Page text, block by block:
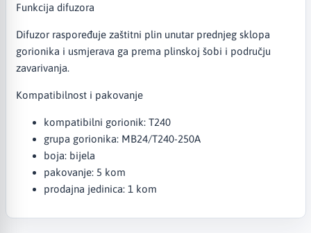
Funkcija difuzora
Difuzor raspoređuje zaštitni plin unutar prednjeg sklopa
gorionika i usmjerava ga prema plinskoj šobi i području
zavarivanja.
Kompatibilnost i pakovanje
kompatibilni gorionik: T240
grupa gorionika: MB24/T240-250A
boja: bijela
pakovanje: 5 kom
prodajna jedinica: 1 kom